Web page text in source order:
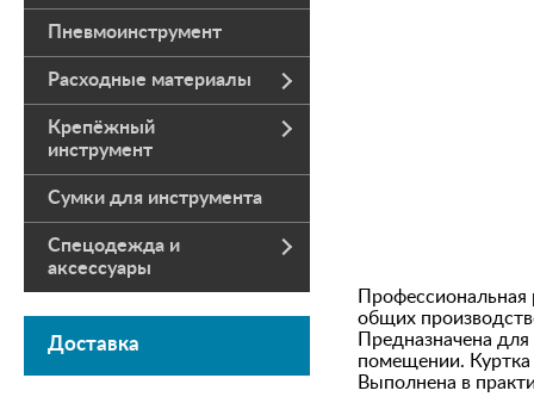
Пневмоинструмент
Расходные материалы
Крепёжный
инструмент
Сумки для инструмента
Спецодежда и
аксессуары
Доставка
общих
Предназначена
помещении. Куртка
Выполнена в